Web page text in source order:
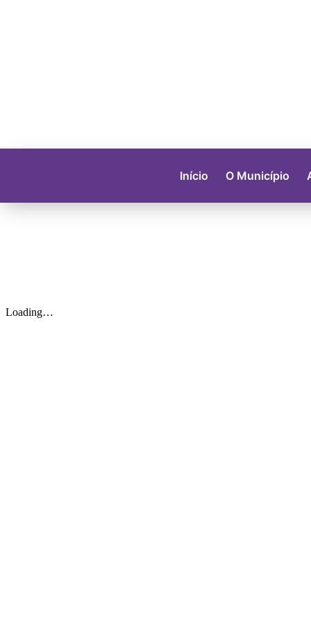
Início O Município